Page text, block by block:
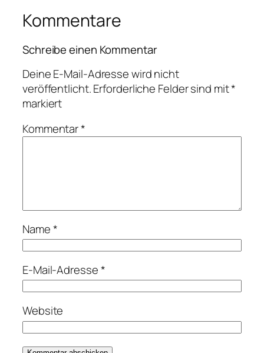
Kommentare
Schreibe einen Kommentar
Deine E-Mail-Adresse wird nicht
veröffentlicht.Erforderliche Felder sind mit*
markiert
Kommentar*
Name*
E-Mail-Adresse*
Website